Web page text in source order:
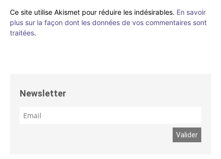
Ce site utilise Akismet pour réduire les indésirables. En savoir
plus sur la façon dont les données de vos commentaires sont
traitées.
Newsletter